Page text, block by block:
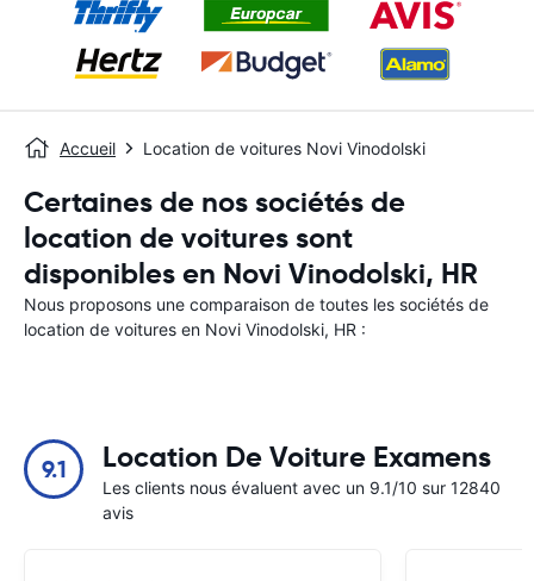
Accueil Location de voitures Novi Vinodolski
Certaines de nos sociétés de
location de voitures sont
disponibles en Novi Vinodolski, HR
Nous proposons une comparaison de toutes les sociétés de
location de voitures en Novi Vinodolski, HR :
9.1 Location De Voiture Examens
Les clients nous évaluent avec un 9.1/10 sur 12840
avis